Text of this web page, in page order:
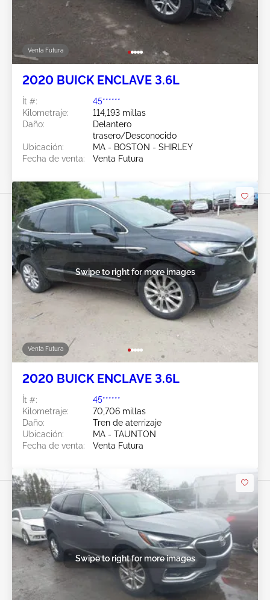
Venta Futura
2020 BUICK ENCLAVE 3.6L
Ít #:
45******
Kilometraje:
114,193 millas
Daño:
Delantero
trasero/Desconocido
Ubicación:
MA - BOSTON - SHIRLEY
Fecha de venta:
Venta Futura
Venta Futura
Swipe to right for more images
2020 BUICK ENCLAVE 3.6L
Ít #:
45******
Kilometraje:
70,706 millas
Daño:
Tren de aterrizaje
Ubicación:
MA - TAUNTON
Fecha de venta:
Venta Futura
Swipe to right for more images